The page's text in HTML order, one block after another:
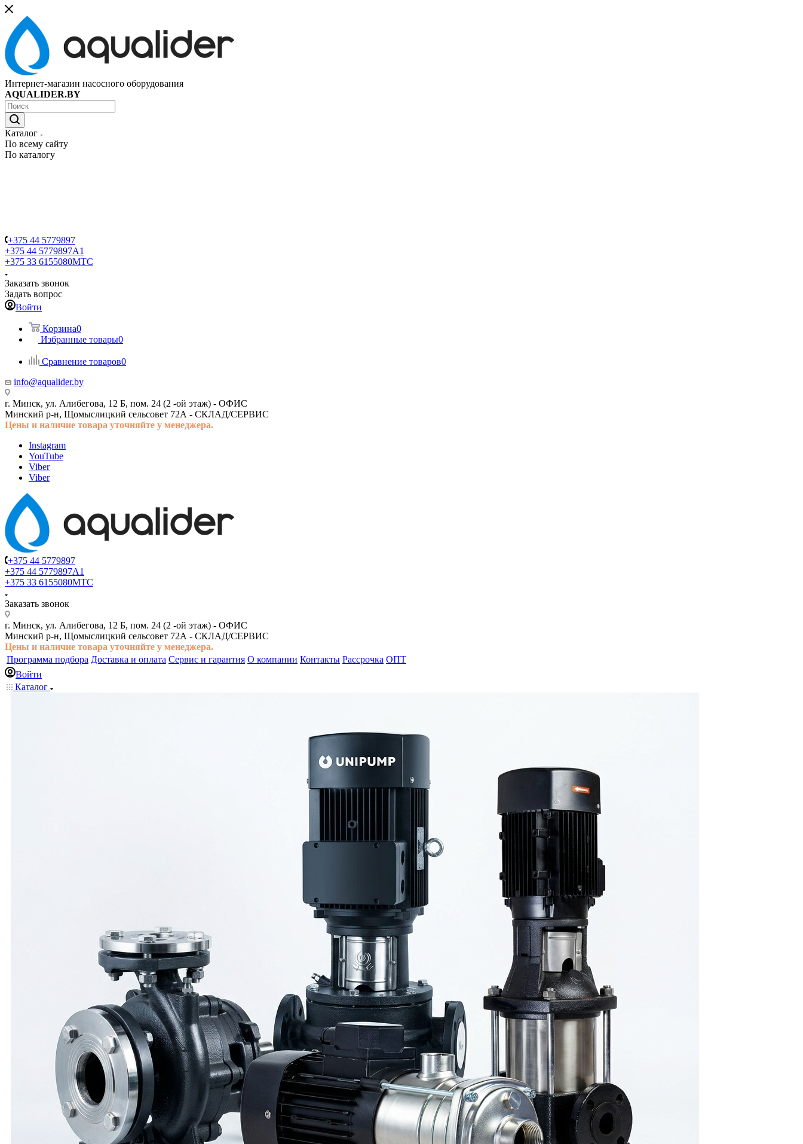
Интернет-магазин насосного оборудования
AQUALIDER.BY
Каталог
По всему сайту
По каталогу
+375 44 5779897
+375 44 5779897A1
+375 33 6155080МТС
Заказать звонок
Задать вопрос
Войти
Корзина0
Избранные товары0
Сравнение товаров0
info@aqualider.by
г. Минск, ул. Алибегова, 12 Б, пом. 24 (2 -ой этаж) - ОФИС
Минский р-н, Щомыслицкий сельсовет 72А - СКЛАД/СЕРВИС
Цены и наличие товара уточняйте у менеджера.
Instagram
YouTube
Viber
Viber
+375 44 5779897
+375 44 5779897A1
+375 33 6155080МТС
Заказать звонок
г. Минск, ул. Алибегова, 12 Б, пом. 24 (2 -ой этаж) - ОФИС
Минский р-н, Щомыслицкий сельсовет 72А - СКЛАД/СЕРВИС
Цены и наличие товара уточняйте у менеджера.
Программа подбора Доставка и оплата Сервис и гарантия О компании Контакты Рассрочка ОПТ
Войти
Каталог